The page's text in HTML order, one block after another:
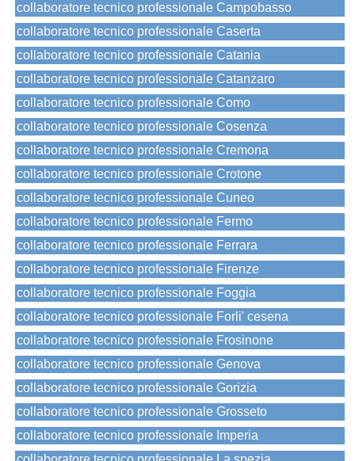
collaboratore tecnico professionale Campobasso
collaboratore tecnico professionale Caserta
collaboratore tecnico professionale Catania
collaboratore tecnico professionale Catanzaro
collaboratore tecnico professionale Como
collaboratore tecnico professionale Cosenza
collaboratore tecnico professionale Cremona
collaboratore tecnico professionale Crotone
collaboratore tecnico professionale Cuneo
collaboratore tecnico professionale Fermo
collaboratore tecnico professionale Ferrara
collaboratore tecnico professionale Firenze
collaboratore tecnico professionale Foggia
collaboratore tecnico professionale Forli' cesena
collaboratore tecnico professionale Frosinone
collaboratore tecnico professionale Genova
collaboratore tecnico professionale Gorizia
collaboratore tecnico professionale Grosseto
collaboratore tecnico professionale Imperia